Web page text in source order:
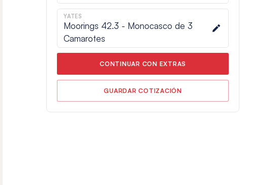
YATES
Moorings 42.3 - Monocasco de 3
Camarotes
CONTINUAR CON EXTRAS
GUARDAR COTIZACIÓN